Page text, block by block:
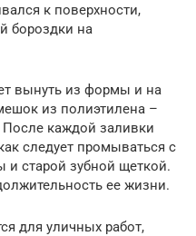
к поверхности,
бороздки на
вынуть из формы и на
из полиэтилена –
После каждой заливки
следует промываться с
старой зубной щеткой.
ее жизни.
для уличных работ,